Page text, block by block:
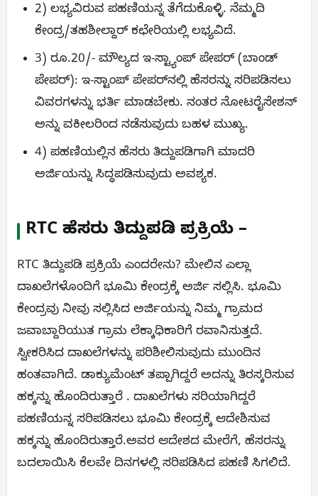
2) ಲಭ್ಯವಿರುವ ಪಹಣಿಯನ್ನ ತೆಗೆದುಕೊಳ್ಳಿ. ನೆಮ್ಮದಿ
ಕೇಂದ್ರ/ತಹಶೀಲ್ದಾರ್ ಕಛೇರಿಯಲ್ಲಿ ಲಭ್ಯವಿದೆ.
3) ರೂ.20/- ಮೌಲ್ಯದ ಇ-ಸ್ಟ್ಯಾಂಪ್ ಪೇಪರ್ (ಬಾಂಡ್
ಪೇಪರ್): ಇ-ಸ್ಟಾಂಪ್ ಪೇಪರ್‌ನಲ್ಲಿ ಹೆಸರನ್ನು ಸರಿಪಡಿಸಲು
ವಿವರಗಳನ್ನು ಭರ್ತಿ ಮಾಡಬೇಕು. ನಂತರ ನೋಟರೈಸೇಶನ್
ಅನ್ನು ವಕೀಲರಿಂದ ನಡೆಸುವುದು ಬಹಳ ಮುಖ್ಯ.
4) ಪಹಣಿಯಲ್ಲಿನ ಹೆಸರು ತಿದ್ದುಪಡಿಗಾಗಿ ಮಾದರಿ
ಅರ್ಜಿಯನ್ನು ಸಿದ್ಧಪಡಿಸುವುದು ಅವಶ್ಯಕ.
RTC ಹೆಸರು ತಿದ್ದುಪಡಿ ಪ್ರಕ್ರಿಯೆ –
RTC ತಿದ್ದುಪಡಿ ಪ್ರಕ್ರಿಯೆ ಎಂದರೇನು? ಮೇಲಿನ ಎಲ್ಲಾ
ದಾಖಲೆಗಳೊಂದಿಗೆ ಭೂಮಿ ಕೇಂದ್ರಕ್ಕೆ ಅರ್ಜಿ ಸಲ್ಲಿಸಿ. ಭೂಮಿ
ಕೇಂದ್ರವು ನೀವು ಸಲ್ಲಿಸಿದ ಅರ್ಜಿಯನ್ನು ನಿಮ್ಮ ಗ್ರಾಮದ
ಜವಾಬ್ದಾರಿಯುತ ಗ್ರಾಮ ಲೆಕ್ಕಾಧಿಕಾರಿಗೆ ರವಾನಿಸುತ್ತದೆ.
ಸ್ವೀಕರಿಸಿದ ದಾಖಲೆಗಳನ್ನು ಪರಿಶೀಲಿಸುವುದು ಮುಂದಿನ
ಹಂತವಾಗಿದೆ. ಡಾಕ್ಯುಮೆಂಟ್ ತಪ್ಪಾಗಿದ್ದರೆ ಅದನ್ನು ತಿರಸ್ಕರಿಸುವ
ಹಕ್ಕನ್ನು ಹೊಂದಿರುತ್ತಾರೆ . ದಾಖಲೆಗಳು ಸರಿಯಾಗಿದ್ದರೆ
ಪಹಣಿಯನ್ನ ಸರಿಪಡಿಸಲು ಭೂಮಿ ಕೇಂದ್ರಕ್ಕೆ ಆದೇಶಿಸುವ
ಹಕ್ಕನ್ನು ಹೊಂದಿರುತ್ತಾರೆ.ಅವರ ಆದೇಶದ ಮೇರೆಗೆ, ಹೆಸರನ್ನು
ಬದಲಾಯಿಸಿ ಕೆಲವೇ ದಿನಗಳಲ್ಲಿ ಸರಿಪಡಿಸಿದ ಪಹಣಿ ಸಿಗಲಿದೆ.